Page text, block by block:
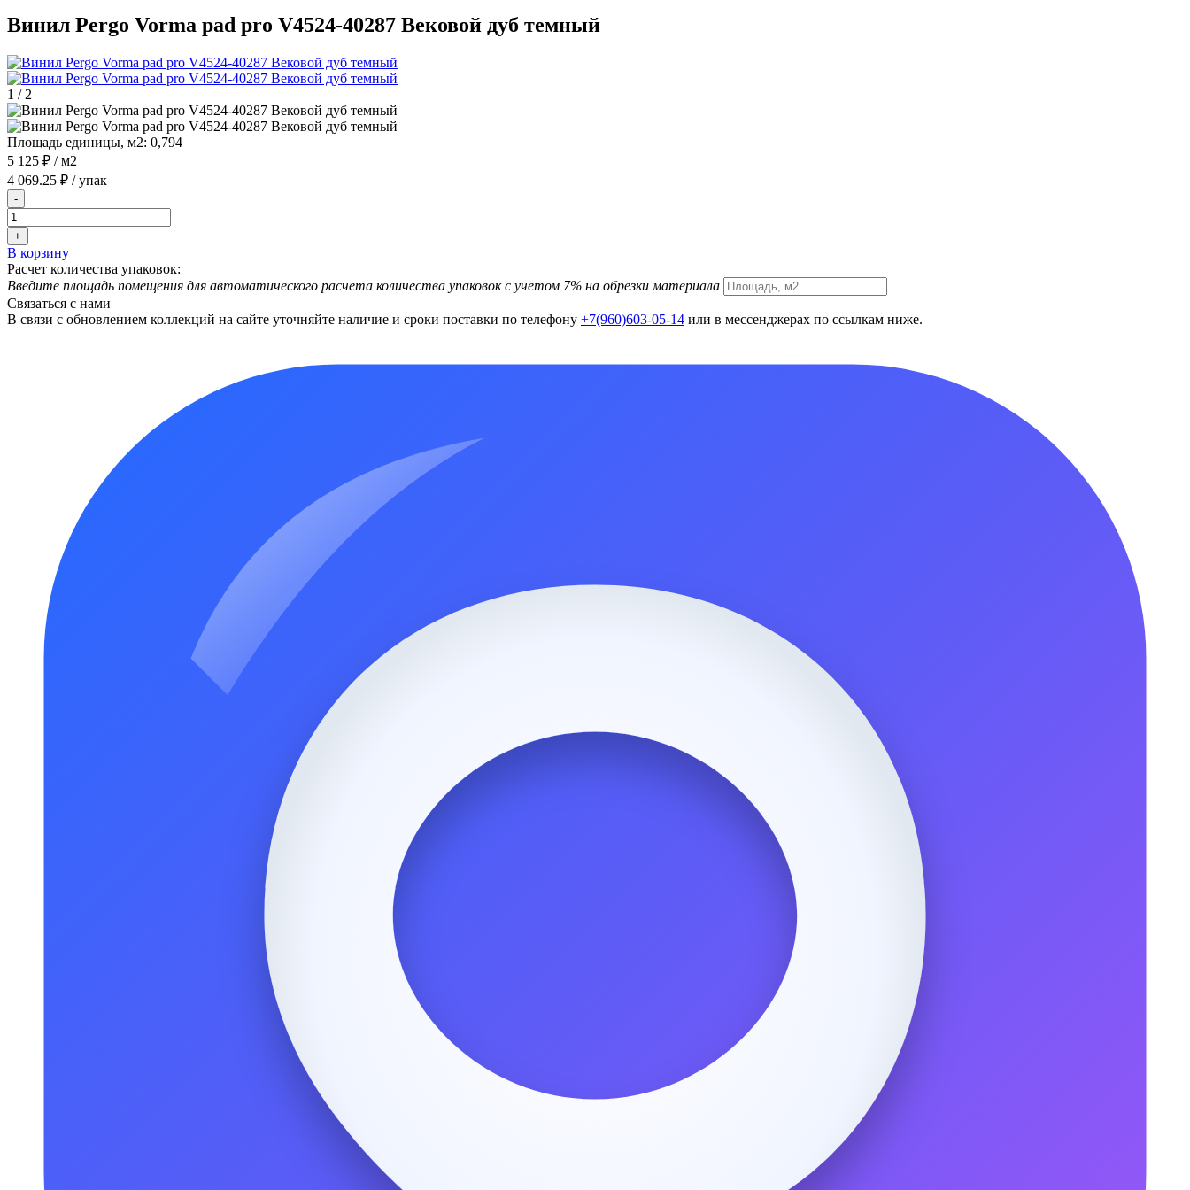
Винил Pergo Vorma pad pro V4524-40287 Вековой дуб темный
1 / 2
Площадь единицы, м2: 0,794
5 125 ₽ / м2
4 069.25 ₽ / упак
-
+
В корзину
Расчет количества упаковок:
Введите площадь помещения для автоматического расчета количества упаковок с учетом 7% на обрезки материала
Связаться с нами
В связи с обновлением коллекций на сайте уточняйте наличие и сроки поставки по телефону +7(960)603-05-14 или в мессенджерах по ссылкам ниже.